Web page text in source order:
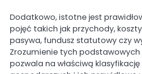
Dodatkowo, istotne jest
pojęć takich jak przychody,
pasywa, fundusz statutowy czy
Zrozumienie tych
pozwala na właściwą